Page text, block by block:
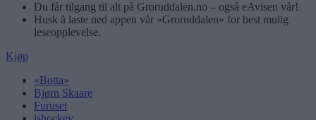
Du får tilgang til alt på Groruddalen.no – også eAvisen vår!
Husk å laste ned appen vår «Groruddalen» for best mulig
leseopplevelse.
Kjøp
«Botta»
Bjørn Skaare
Furuset